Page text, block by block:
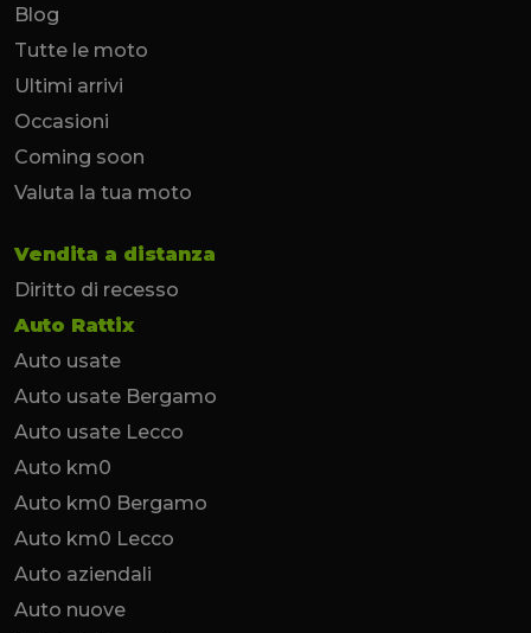
Blog
Tutte le moto
Ultimi arrivi
Occasioni
Coming soon
Valuta la tua moto
Vendita a distanza
Diritto di recesso
Auto Rattix
Auto usate
Auto usate Bergamo
Auto usate Lecco
Auto km0
Auto km0 Bergamo
Auto km0 Lecco
Auto aziendali
Auto nuove